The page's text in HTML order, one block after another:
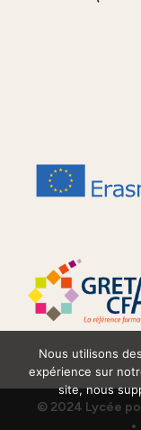
© 2024 Lycée
Nous utilisons
expérience sur
site, nous